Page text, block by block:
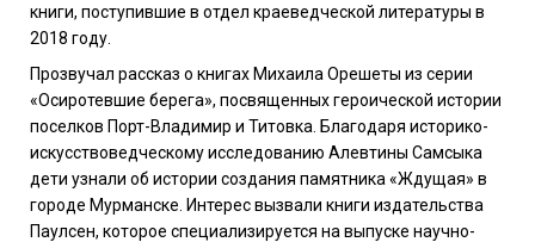
книги, поступившие в отдел краеведческой литературы в
2018 году.
Прозвучал рассказ о книгах Михаила Орешеты из серии
«Осиротевшие берега», посвященных героической истории
поселков Порт-Владимир и Титовка. Благодаря историко-
искусствоведческому исследованию Алевтины Самсыка
дети узнали об истории создания памятника «Ждущая» в
городе Мурманске. Интерес вызвали книги издательства
Паулсен, которое специализируется на выпуске научно-